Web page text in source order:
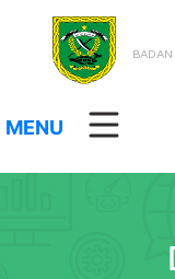
BADAN
MENU